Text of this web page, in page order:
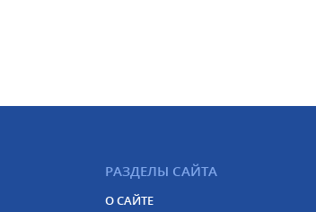
РАЗДЕЛЫ САЙТА
О САЙТЕ